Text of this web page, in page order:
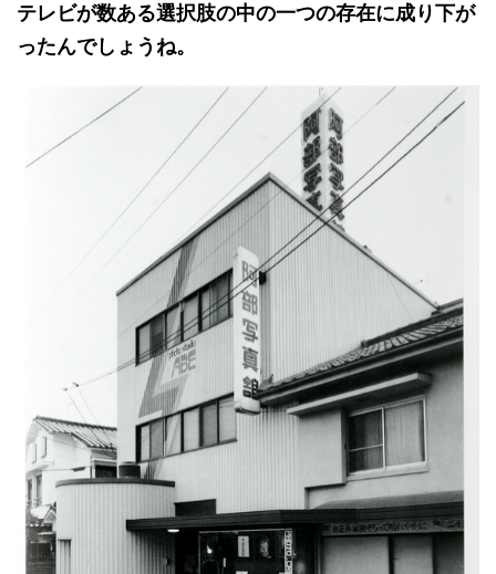
テレビが数ある選択肢の中の一つの存在に成り下が
ったんでしょうね。